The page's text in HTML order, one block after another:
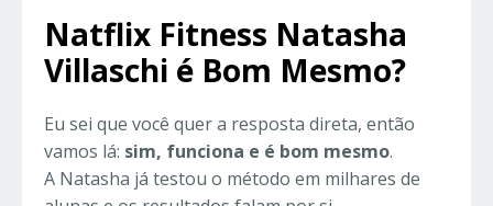
Natflix Fitness Natasha
Villaschi é Bom Mesmo?
Eu sei que você quer a resposta direta, então
vamos lá: sim, funciona e é bom mesmo.
A Natasha já testou o método em milhares de